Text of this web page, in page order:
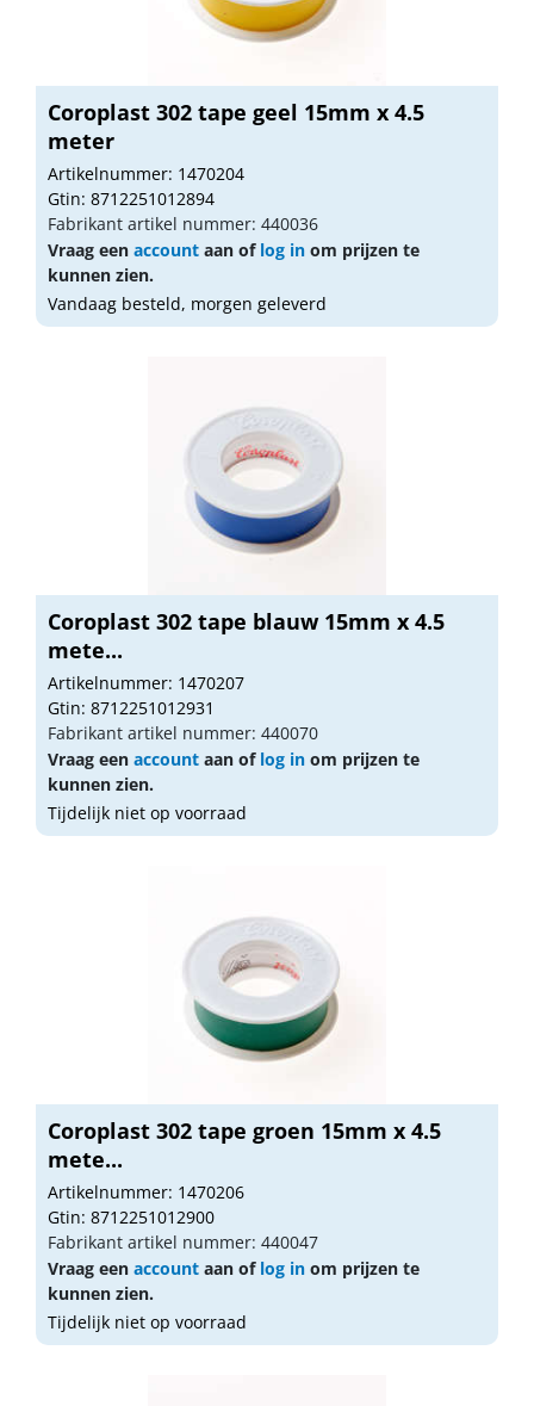
Coroplast 302 tape geel 15mm x 4.5
meter
Artikelnummer: 1470204
Gtin: 8712251012894
Fabrikant artikel nummer: 440036
Vraag een account aan of log in om prijzen te
kunnen zien.
Vandaag besteld, morgen geleverd
Coroplast 302 tape blauw 15mm x 4.5
mete...
Artikelnummer: 1470207
Gtin: 8712251012931
Fabrikant artikel nummer: 440070
Vraag een account aan of log in om prijzen te
kunnen zien.
Tijdelijk niet op voorraad
Coroplast 302 tape groen 15mm x 4.5
mete...
Artikelnummer: 1470206
Gtin: 8712251012900
Fabrikant artikel nummer: 440047
Vraag een account aan of log in om prijzen te
kunnen zien.
Tijdelijk niet op voorraad